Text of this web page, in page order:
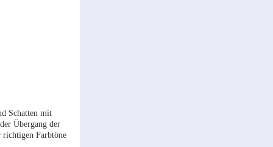
Schatten mit
Übergang der
richtigen Farbtöne